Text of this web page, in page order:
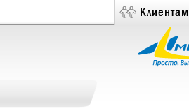
Клиентам